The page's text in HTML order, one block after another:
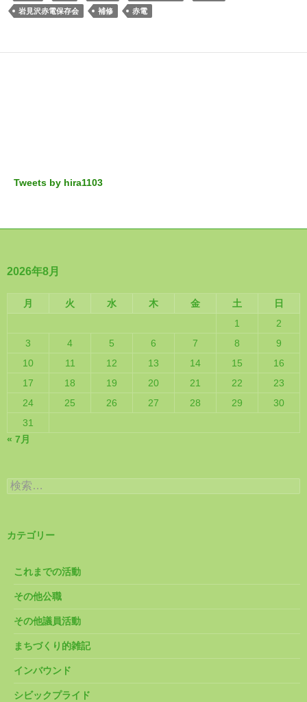
岩見沢赤電保存会
補修 赤電
Tweets by hira1103
2026年8月
月 火 水 木 金 土
日
1
2
3
4 5 6 7 8
9
10
11 12 13 14 15
16
17
18 19 20 21 22
23
24
25 26 27 28 29
30
31
« 7月
検
索:
カテゴリー
これまでの活動
その他公職
その他議員活動
まちづくり的雑記
インバウンド
シビックプライド